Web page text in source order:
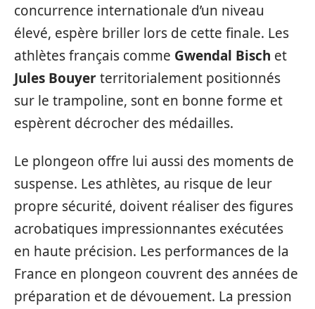
concurrence internationale d’un niveau
élevé, espère briller lors de cette finale. Les
athlètes français comme Gwendal Bisch et
Jules Bouyerterritorialement positionnés
sur le trampoline, sont en bonne forme et
espèrent décrocher des médailles.
Le plongeon offre lui aussi des moments de
suspense. Les athlètes, au risque de leur
propre sécurité, doivent réaliser des figures
acrobatiques impressionnantes exécutées
en haute précision. Les performances de la
France en plongeon couvrent des années de
préparation et de dévouement. La pression